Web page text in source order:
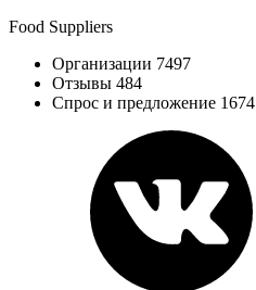
Food Suppliers
Организации 7497
Отзывы 484
Спрос и предложение 1674